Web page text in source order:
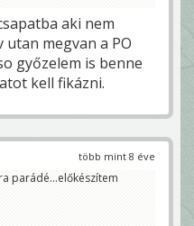
aki nem
megvan a PO
győzelem is benne
kell fikázni.
több mint 8 éve
parádé...előkészítem